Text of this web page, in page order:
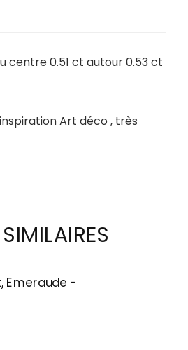
centre 0.51 ct autour 0.53 ct
inspiration Art déco , très